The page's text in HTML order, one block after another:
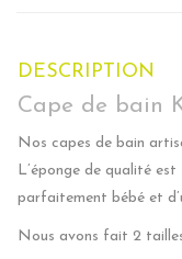
DESCRIPTION
Cape de bain
Nos capes de bain
L’éponge de qualité
parfaitement bébé et
Nous avons fait 2